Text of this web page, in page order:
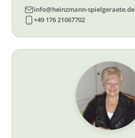
info@heinzmann-spielgeraete.de
+49 176 21067702